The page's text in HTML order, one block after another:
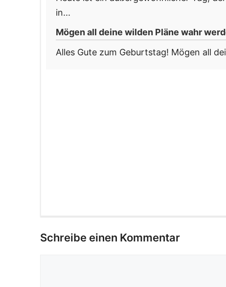
in...
Mögen all deine wilden Pläne wahr
Alles Gute zum Geburtstag! Mögen all
Schreibe einen Kommentar